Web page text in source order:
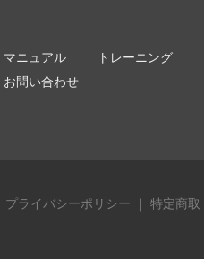
マニュアル
トレーニング
お問い合わせ
プライバシーポリシー ｜ 特定商取